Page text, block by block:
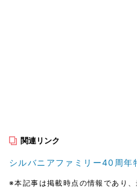
関連リンク
シルバニアファミリー40周年
※本記事は掲載時点の情報であり